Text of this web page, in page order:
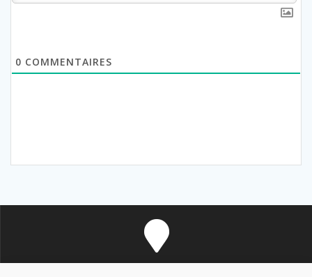
0 COMMENTAIRES